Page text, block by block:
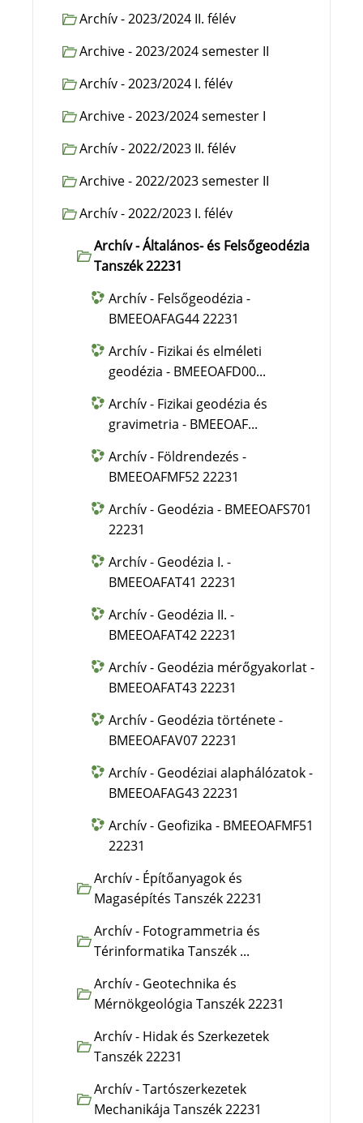
Archív - 2023/2024 II. félév
Archive - 2023/2024 semester II
Archív - 2023/2024 I. félév
Archive - 2023/2024 semester I
Archív - 2022/2023 II. félév
Archive - 2022/2023 semester II
Archív - 2022/2023 I. félév
Archív - Általános- és Felsőgeodézia
Tanszék 22231
Archív - Felsőgeodézia -
BMEEOAFAG44 22231
Archív - Fizikai és elméleti
geodézia - BMEEOAFD00...
Archív - Fizikai geodézia és
gravimetria - BMEEOAF...
Archív - Földrendezés -
BMEEOAFMF52 22231
Archív - Geodézia - BMEEOAFS701
22231
Archív - Geodézia I. -
BMEEOAFAT41 22231
Archív - Geodézia II. -
BMEEOAFAT42 22231
Archív - Geodézia mérőgyakorlat -
BMEEOAFAT43 22231
Archív - Geodézia története -
BMEEOAFAV07 22231
Archív - Geodéziai alaphálózatok -
BMEEOAFAG43 22231
Archív - Geofizika - BMEEOAFMF51
22231
Archív - Építőanyagok és
Magasépítés Tanszék 22231
Archív - Fotogrammetria és
Térinformatika Tanszék ...
Archív - Geotechnika és
Mérnökgeológia Tanszék 22231
Archív - Hidak és Szerkezetek
Tanszék 22231
Archív - Tartószerkezetek
Mechanikája Tanszék 22231